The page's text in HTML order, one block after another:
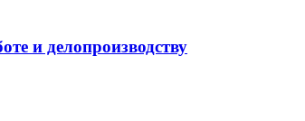
и делопроизводству